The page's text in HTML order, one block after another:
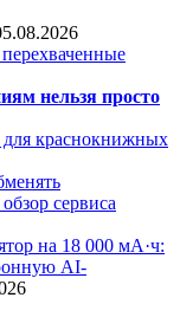
нельзя просто
для краснокнижных
сервиса
на 18 000 мА·ч:
AI-